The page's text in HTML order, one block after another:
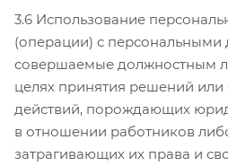
3.6 Использование
(операции) с
совершаемые должностным
целях принятия решений
действий, порождающих
в отношении работников
затрагивающих их права и